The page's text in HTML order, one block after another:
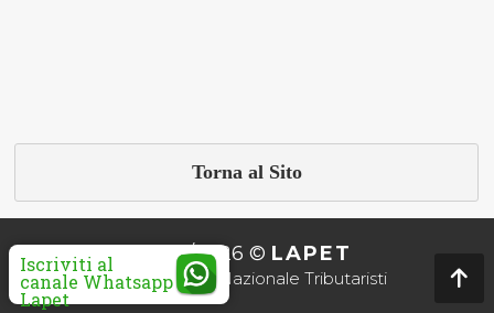
Torna al Sito
2010/2026 © LAPET
Associazione Nazionale Tributaristi
Iscriviti al
canale Whatsapp
Lapet